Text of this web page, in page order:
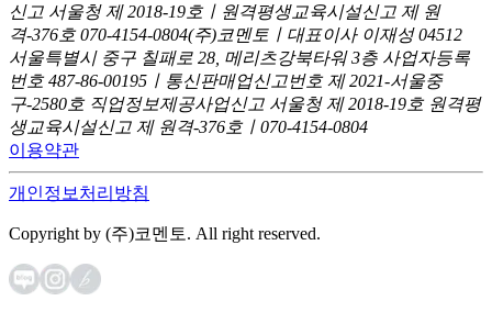
신고 서울청 제 2018-19호ㅣ원격평생교육시설신고 제 원
격-376호 070-4154-0804(주)코멘토ㅣ대표이사 이재성 04512
서울특별시 중구 칠패로 28, 메리츠강북타워 3층 사업자등록
번호 487-86-00195ㅣ통신판매업신고번호 제 2021-서울중
구-2580호 직업정보제공사업신고 서울청 제 2018-19호 원격평
생교육시설신고 제 원격-376호ㅣ070-4154-0804
이용약관
개인정보처리방침
Copyright by (주)코멘토. All right reserved.